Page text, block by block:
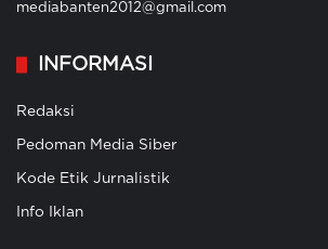
mediabanten2012@gmail.com
INFORMASI
Redaksi
Pedoman Media Siber
Kode Etik Jurnalistik
Info Iklan